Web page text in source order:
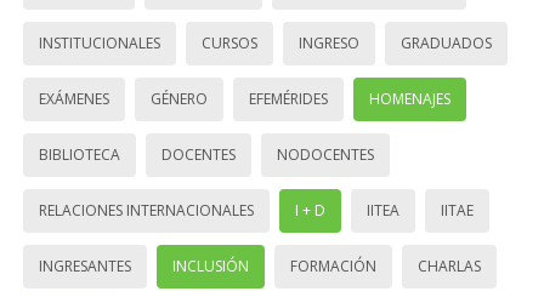
INSTITUCIONALES CURSOS INGRESO GRADUADOS
EXÁMENES GÉNERO EFEMÉRIDES HOMENAJES
BIBLIOTECA DOCENTES NODOCENTES
RELACIONES INTERNACIONALES I + D IITEA IITAE
INGRESANTES INCLUSIÓN FORMACIÓN CHARLAS